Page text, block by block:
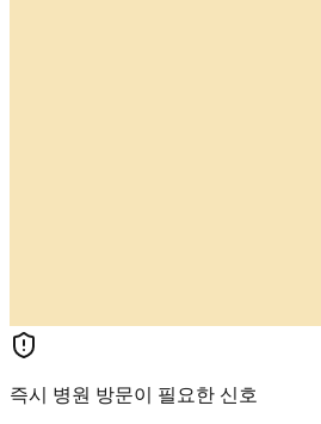
즉시 병원 방문이 필요한 신호